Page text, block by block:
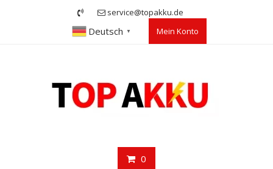
service@topakku.de
Deutsch ▼ Mein Konto
0